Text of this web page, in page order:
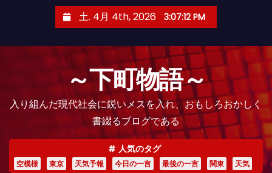
土. 4月 4th, 2026 3:07:13 PM
～下町物語～
入り組んだ現代社会に鋭いメスを入れ、おもしろおかしく
書綴るブログである
人気のタグ
空模様 東京 天気予報 今日の一言 最後の一言 関東 天気